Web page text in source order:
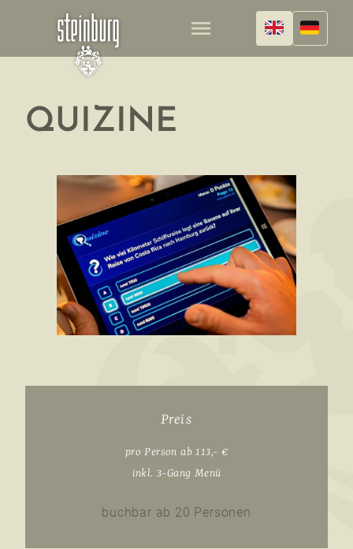
menu
QUIZINE
Preis
pro Person ab 113,- €
inkl. 3-Gang Menü
buchbar ab 20 Personen